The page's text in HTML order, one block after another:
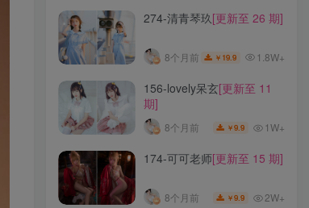
274-清青琴玖 [更新至 26 期]
8个月前 ￥ 19.9 1.8W+
156-lovely呆玄[更新至 11
期]
8个月前 ￥9.9 1W+
174-可可老师[更新至 15 期]
8个月前 ￥9.9 2W+
热门推荐
期]
至 39 期]